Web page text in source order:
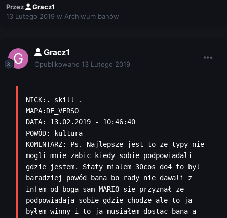
Przez
Gracz1
13 Lutego 2019 w Archiwum banów
Gracz1
Opublikowano 13 Lutego 2019
NICK:. skill .
MAPA:DE_VERSO
DATA: 13.02.2019 - 10:46:40
POWÓD: kultura
KOMENTARZ: Ps. Najlepsze jest to ze typy nie
mogli mnie zabic kiedy sobie podpowiadali
gdzie jestem. Staty mialem 30cos do4 to byl
baradziej powód bana bo rady nie dawali z
infem od boga sam MARIO sie przyznał ze
podpowiadaja sobie gdzie chodze ale to ja
byłem winny i to ja musiałem dostac bana a